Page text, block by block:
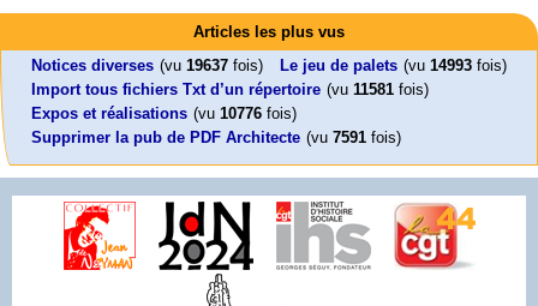
Leonard Peltier libre !
Leonard Peltier, un Amérindien condamné deux fois à la prison à vie pour
un (…)
En Pays-de-la-Loire le couperet est tombé !
« La présidente Horizons de la région Pays de la Loire veut faire voter ce (…)
Mon CV... Cette perle indique une nouveauté, ou le dernier travail (…)
Articles les plus vus
Notices diverses (vu 19637 fois) Le jeu de palets (vu 14993 fois)
Import tous fichiers Txt d’un répertoire (vu 11581 fois)
Expos et réalisations (vu 10776 fois)
Supprimer la pub de PDF Architecte (vu 7591 fois)